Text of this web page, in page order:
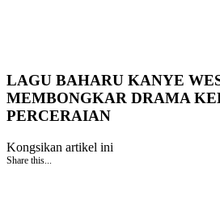
LAGU BAHARU KANYE
MEMBONGKAR DRAMA
PERCERAIAN
Kongsikan artikel ini
Share this...